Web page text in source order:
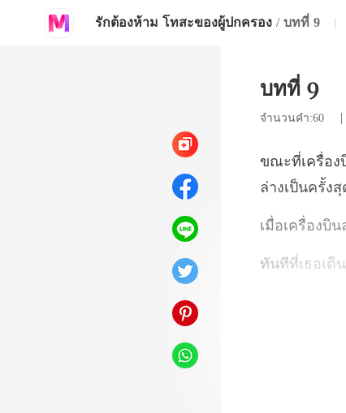
รักต้องห้าม โทสะของผู้ปกครอง / บทที่ 9 |
บทที่ 9
จำนวนคำ:60
ล่า